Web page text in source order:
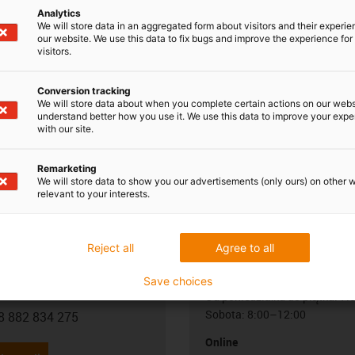
odpowiem na
phone
882 834 275
Konsultacje i
Od poniedziałku do piątku:
Sobota: 8:00–12:00
Online
Analytics
We will store data in an aggregated form about visitors and their
our website. We use this data to fix bugs and improve the experience for
visitors.
Conversion tracking
We will store data about when you complete certain actions on our
understand better how you use it. We use this data to improve your
with our site.
Remarketing
We will store data to show you our advertisements (only ours) on other
relevant to your interests.
Agree to all
Reject all
Save choices